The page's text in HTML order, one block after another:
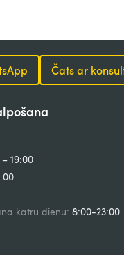
Čats ar
19:00
katru dienu: 8:00-23:00